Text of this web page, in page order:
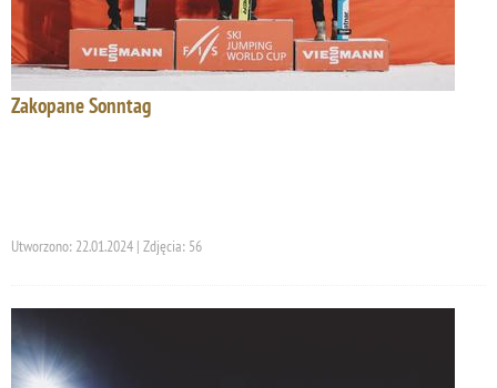
Zakopane Sonntag
Utworzono: 22.01.2024 | Zdjęcia: 56